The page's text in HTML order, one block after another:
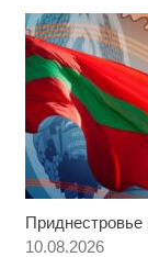
Приднестровье
10.08.2026